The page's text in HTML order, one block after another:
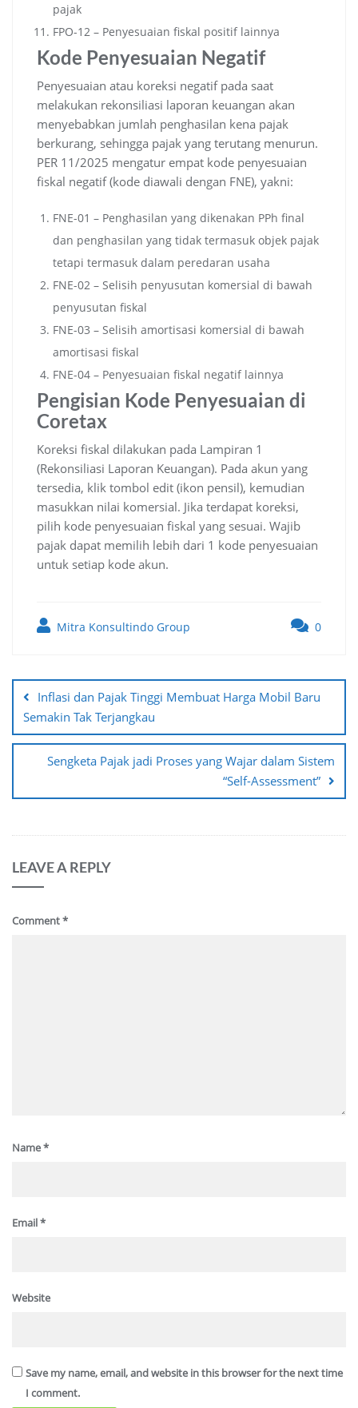
pajak
FPO-12 – Penyesuaian fiskal positif lainnya
Kode Penyesuaian Negatif
Penyesuaian atau koreksi negatif pada saat
melakukan rekonsiliasi laporan keuangan akan
menyebabkan jumlah penghasilan kena pajak
berkurang, sehingga pajak yang terutang menurun.
PER 11/2025 mengatur empat kode penyesuaian
fiskal negatif (kode diawali dengan FNE), yakni:
FNE-01 – Penghasilan yang dikenakan PPh final
dan penghasilan yang tidak termasuk objek pajak
tetapi termasuk dalam peredaran usaha
FNE-02 – Selisih penyusutan komersial di bawah
penyusutan fiskal
FNE-03 – Selisih amortisasi komersial di bawah
amortisasi fiskal
FNE-04 – Penyesuaian fiskal negatif lainnya
Pengisian Kode Penyesuaian di
Coretax
Koreksi fiskal dilakukan pada Lampiran 1
(Rekonsiliasi Laporan Keuangan). Pada akun yang
tersedia, klik tombol edit (ikon pensil), kemudian
masukkan nilai komersial. Jika terdapat koreksi,
pilih kode penyesuaian fiskal yang sesuai. Wajib
pajak dapat memilih lebih dari 1 kode penyesuaian
untuk setiap kode akun.
Mitra Konsultindo Group 0
navigation
Inflasi dan Pajak Tinggi Membuat Harga Mobil Baru
Semakin Tak Terjangkau
Sengketa Pajak jadi Proses yang Wajar dalam Sistem
“Self-Assessment”
LEAVE A REPLY
Comment*
Name*
Email*
Website
Save my name, email, and website in this browser for the next time
I comment.